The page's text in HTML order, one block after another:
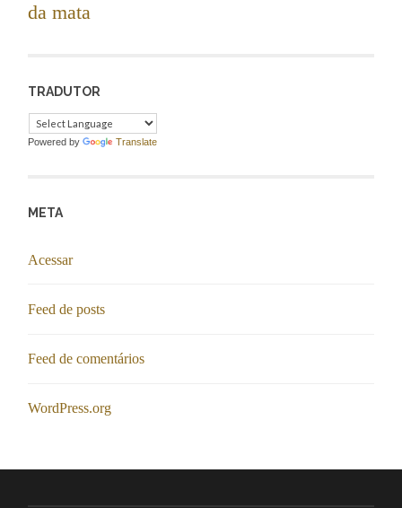
da mata
TRADUTOR
Powered by Translate
META
Acessar
Feed de posts
Feed de comentários
WordPress.org